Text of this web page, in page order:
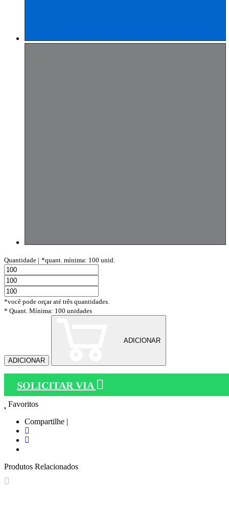
Quantidade | *quant. mínima: 100 unid.
*você pode orçar até três quantidades.
* Quant. Mínima: 100 unidades
ADICIONAR
ADICIONAR
SOLICITAR VIA
Favoritos
Compartilhe |
Produtos Relacionados